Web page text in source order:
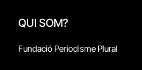
QUI SOM?
Fundació Periodisme Plural